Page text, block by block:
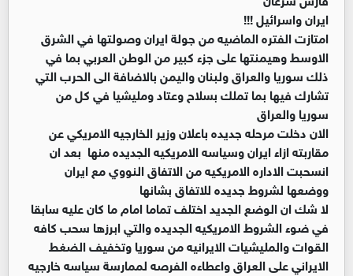
ايران واسرائيل !!!
امتازت الفتره الماضيه من جولة ايران وصولتها في الشرق
الاوسط وهيمنتها على جزء كبير من الوطن العربي بما في
ذلك سوريا والعراق ولبنان واليمن بالاضافة الى الحرب التي
تشارك فيها بما تملك بسلاح وعتاد ومليشيا في كل من
سوريا والعراق
الان دخلت مرحله جديده باعلان وزير الخارجيه الامريكي عن
مقاربته ازاء ايران وسياسه الامريكيه الجديده منها بعد ان
انسحبت الاداره الامريكيه من الاتفاق النووي مع ايران
ووضعها لشروط جديده للاتفاق بشانها
لا شك ان الوضع الجديد اختلف تماما امام ما كان عليه سابقا
في ضوء الشروط الامريكيه الجديده والتي ابرزها سحب كافه
القوات والمليشيات الايرانيه من سوريا وتخفيف الضغط
الايراني على العراق واعطاءه الفرصه لممارسة سياسه خارجيه